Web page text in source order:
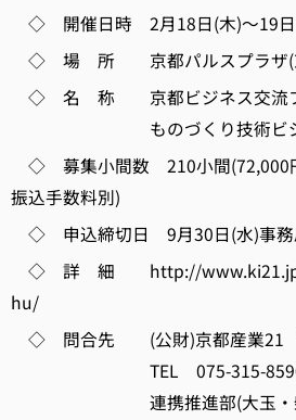
◇ 開催日時 2月18日(木)～19
◇ 場 所 京都パルスプラザ(京
◇ 名 称 京都ビジネス交流フ
ものづくり技術ビジネ
◇ 募集小間数 210小間(72,000円
振込手数料別)
◇ 申込締切日 9月30日(水)事務
◇ 詳 細 http://www.ki21.jp/
hu/
◇ 問合先 (公財)京都産業21
TEL 075-315-
連携推進部(大玉・